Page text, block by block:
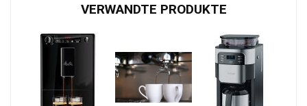
VERWANDTE PRODUKTE